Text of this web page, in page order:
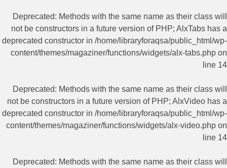
Deprecated: Methods with the same name as their class will
not be constructors in a future version of PHP; AlxTabs has a
deprecated constructor in /home/libraryforaqsa/public_html/wp-
content/themes/magaziner/functions/widgets/alx-tabs.php on
line 14
Deprecated: Methods with the same name as their class will
not be constructors in a future version of PHP; AlxVideo has a
deprecated constructor in /home/libraryforaqsa/public_html/wp-
content/themes/magaziner/functions/widgets/alx-video.php on
line 14
Deprecated: Methods with the same name as their class will